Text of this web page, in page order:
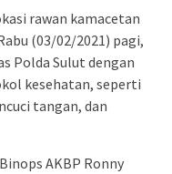
rawan kamacetan
(03/02/2021) pagi,
Polda Sulut dengan
kesehatan, seperti
tangan, dan
AKBP Ronny